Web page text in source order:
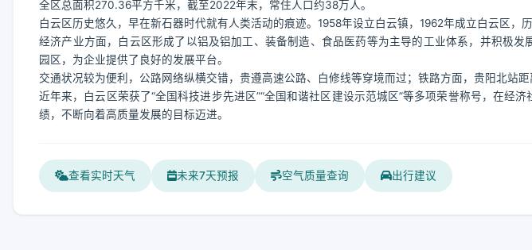
全区总面积270.36平方千米，截至2022年末，常住人口约38万人。
白云区历史悠久，早在新石器时代就有人类活动的痕迹。1958年设立白云镇，1962年成立白云区，
经济产业方面，白云区形成了以铝及铝加工、装备制造、食品医药等为主导的工业体系，并积极发
园区，为企业提供了良好的发展平台。
交通状况较为便利，公路网络纵横交错，贵遵高速公路、白修线等穿境而过；铁路方面，贵阳北站距
近年来，白云区荣获了“全国科技进步先进区”“全国和谐社区建设示范城区”等多项荣誉称号，在经
绩，不断向着高质量发展的目标迈进。
查看实时天气 未来7天预报 空气质量查询 出行建议